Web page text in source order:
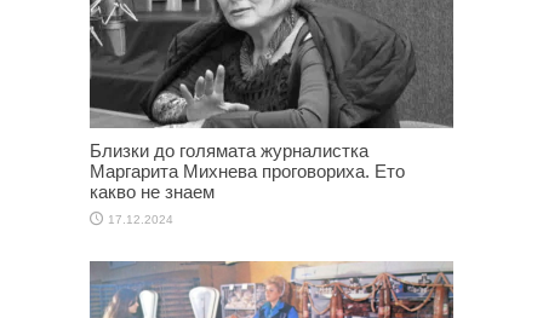
Близки до голямата журналистка
Маргарита Михнева проговориха. Ето
какво не знаем
17.12.2024